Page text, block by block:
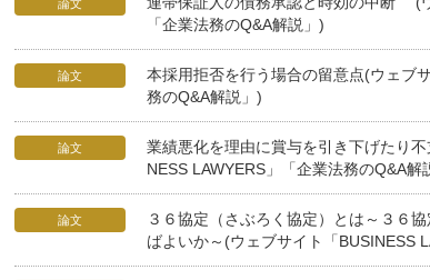
論文
「企業法務のQ&A解説」)
論文
本採用拒否を行う場合の留意点(ウェブ
務のQ&A解説」)
論文
業績悪化を理由に賞与を引き下げたり
NESS LAWYERS」「企業法務のQ&A解
論文
３６協定（さぶろく協定）とは～３６
ばよいか～(ウェブサイト「BUSINESS